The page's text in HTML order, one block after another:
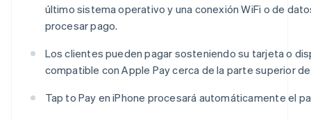
último sistema operativo y una conexión WiFi o de
procesar pago.
Los clientes pueden pagar sosteniendo su tarjeta o
compatible con Apple Pay cerca de la parte superior
Tap to Pay en iPhone procesará automáticamente el